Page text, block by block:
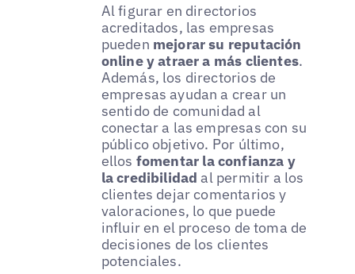
Al figurar en directorios
acreditados, las empresas
pueden mejorar su reputación
online y atraer a más clientes.
Además, los directorios de
empresas ayudan a crear un
sentido de comunidad al
conectar a las empresas con su
público objetivo. Por último,
ellos fomentar la confianza y
la credibilidad al permitir a los
clientes dejar comentarios y
valoraciones, lo que puede
influir en el proceso de toma de
decisiones de los clientes
potenciales.